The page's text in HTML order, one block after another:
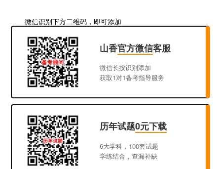
微信识别下方二维码，即可添加
山香官方微信客服
微信长按识别添加
获取1对1备考指导服务
历年试题0元下载
6大学科，100套试题
学练结合，查漏补缺